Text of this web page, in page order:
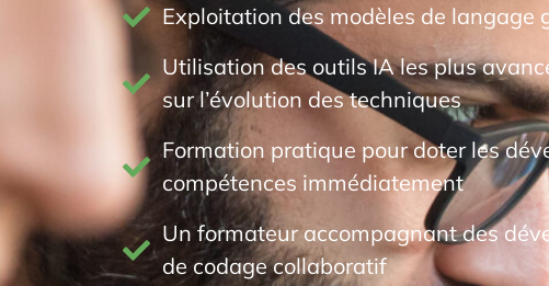
Exploitation des modèles de langage
Utilisation des outils IA les plus
sur l’évolution des techniques
Formation pratique pour doter les
compétences immédiatement
Un formateur accompagnant des
de codage collaboratif